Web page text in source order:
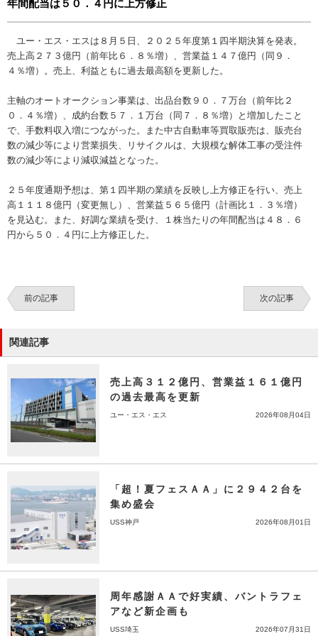
年間配当は５０．４円に上方修正
ユー・エス・エスは８月５日、２０２５年度第１四半期決算を発表。
売上高２７３億円（前年比６．８％増）、営業益１４７億円（同９．
４％増）。売上、利益ともに過去最高額を更新した。
主軸のオートオークション事業は、出品台数９０．７万台（前年比２
０．４％増）、成約台数５７．１万台（同７．８％増）と増加したこと
で、手数料収入増につながった。また中古自動車等買取販売は、販売台
数の減少等により営業損失、リサイクルは、大規模な解体工事の受注件
数の減少等により減収減益となった。
２５年度通期予想は、第１四半期の業績を反映し上方修正を行い、売上
高１１１８億円（変更無し）、営業益５６５億円（計画比１．３％増）
を見込む。また、好調な業績を受け、１株当たりの年間配当は４８．６
円から５０．４円に上方修正した。
前の記事 次の記事
関連記事
売上高３１２億円、営業益１６１億円
の過去最高を更新
ユー・エス・エス 2026年08月04日
「超！夏フェスＡＡ」に２９４２台を
集め盛会
USS神戸 2026年08月01日
周年感謝ＡＡで好実績、バントラフェ
アなど新企画も
USS埼玉 2026年07月31日